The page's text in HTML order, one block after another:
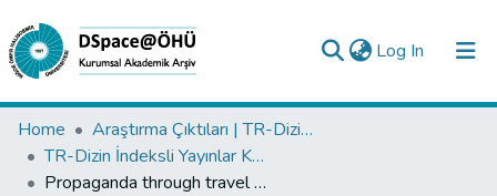
Log In (current)
Collections
All of DSpace
Home
Araştırma Çıktıları | TR-Dizin | WoS | Scopus | PubMed
TR-Dizin İndeksli Yayınlar Koleksiyonu
Propaganda through travel writing: Frederick Burnaby's contribution to great game British politics